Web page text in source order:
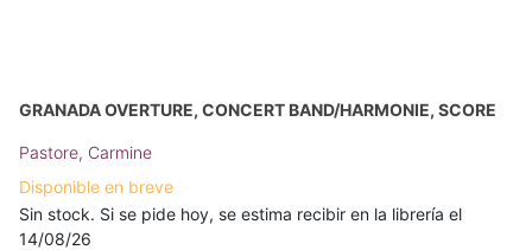
GRANADA OVERTURE, CONCERT BAND/HARMONIE, SCORE
Pastore, Carmine
Disponible en breve
Sin stock. Si se pide hoy, se estima recibir en la librería el
14/08/26